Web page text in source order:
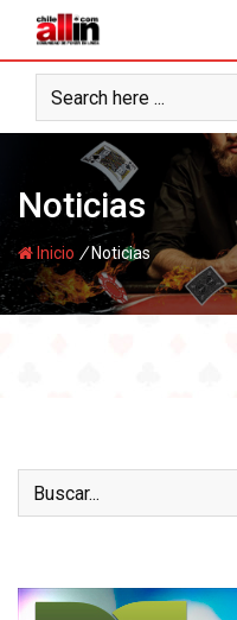
content
Noticias
Inicio /Noticias